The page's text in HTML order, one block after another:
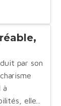
par son
à
elle...